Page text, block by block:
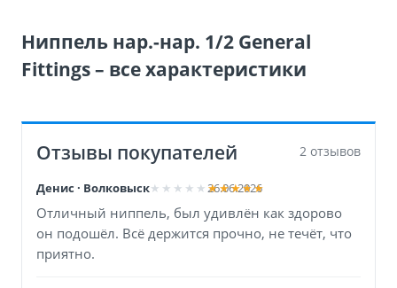
Ниппель нар.-нар. 1/2 General
Fittings – все характеристики
Отзывы покупателей 2 отзывов
Денис · Волковыск 26.06.2026
Отличный ниппель, был удивлён как здорово
он подошёл. Всё держится прочно, не течёт, что
приятно.